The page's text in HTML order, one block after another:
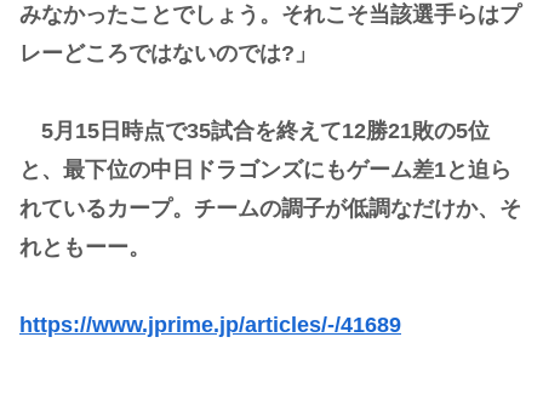
みなかったことでしょう。それこそ当該選手らはプ
レーどころではないのでは?」
5月15日時点で35試合を終えて12勝21敗の5位
と、最下位の中日ドラゴンズにもゲーム差1と迫ら
れているカープ。チームの調子が低調なだけか、そ
れともーー。
https://www.jprime.jp/articles/-/41689